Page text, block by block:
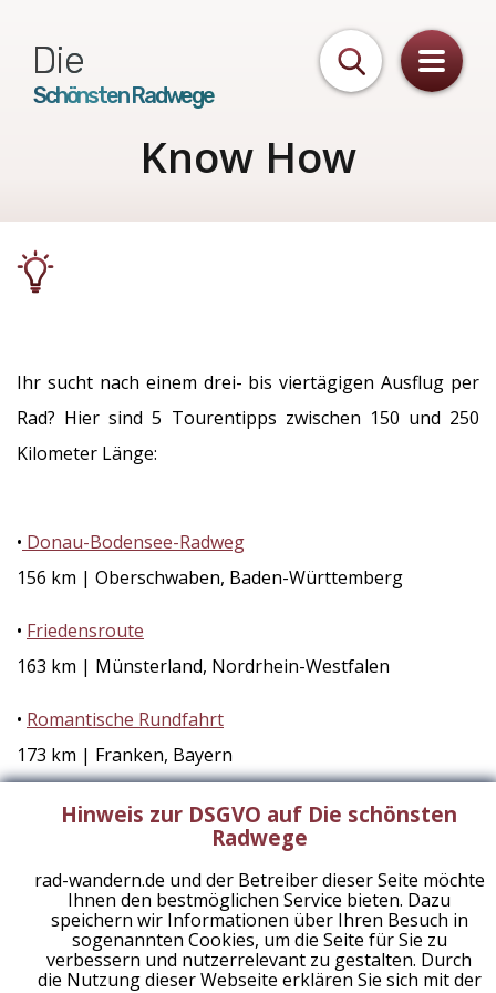
Die
Schönsten Radwege
Know How
Ihr sucht nach einem drei- bis viertägigen Ausflug per
Rad? Hier sind 5 Tourentipps zwischen 150 und 250
Kilometer Länge:
• Donau-Bodensee-Radweg
156 km | Oberschwaben, Baden-Württemberg
• Friedensroute
163 km | Münsterland, Nordrhein-Westfalen
• Romantische Rundfahrt
173 km | Franken, Bayern
Schlossparkradrunde
221 km | Allgäu, Bayern
Lahnradweg
247 km | Naturpark Nassau, Rheinland-Pfalz
Diese und weitere Tourentipps sind im
Hinweis zur DSGVO auf Die schönsten
Radwege
rad-wandern.de und der Betreiber dieser Seite möchte
Ihnen den bestmöglichen Service bieten. Dazu
speichern wir Informationen über Ihren Besuch in
sogenannten Cookies, um die Seite für Sie zu
verbessern und nutzerrelevant zu gestalten. Durch
die Nutzung dieser Webseite erklären Sie sich mit der